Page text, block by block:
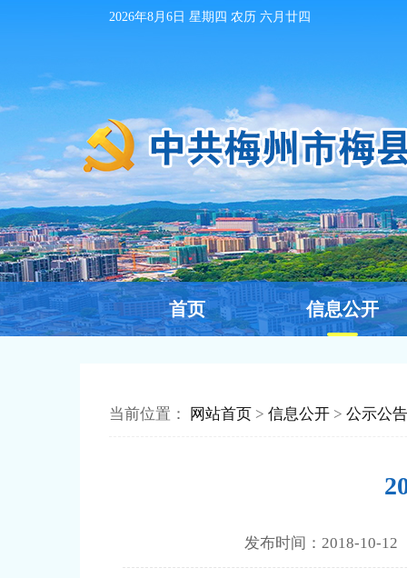
2026年8月6日 星期四 农历 六月廿四
首页 信息公开
当前位置： 网站首页 > 信息公开 > 公示公告
发布时间：2018-